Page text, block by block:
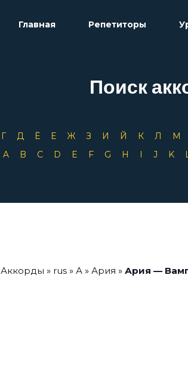
Главная Репетиторы
Поиск
Г Д Ё Е Ж З И Й К Л М
A B C D E F G H I J K
Аккорды » rus » А » Ария » Ария —